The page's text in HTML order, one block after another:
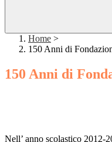
Home >
150 Anni di
150 Anni di
Nell’ anno scolastico 2012-